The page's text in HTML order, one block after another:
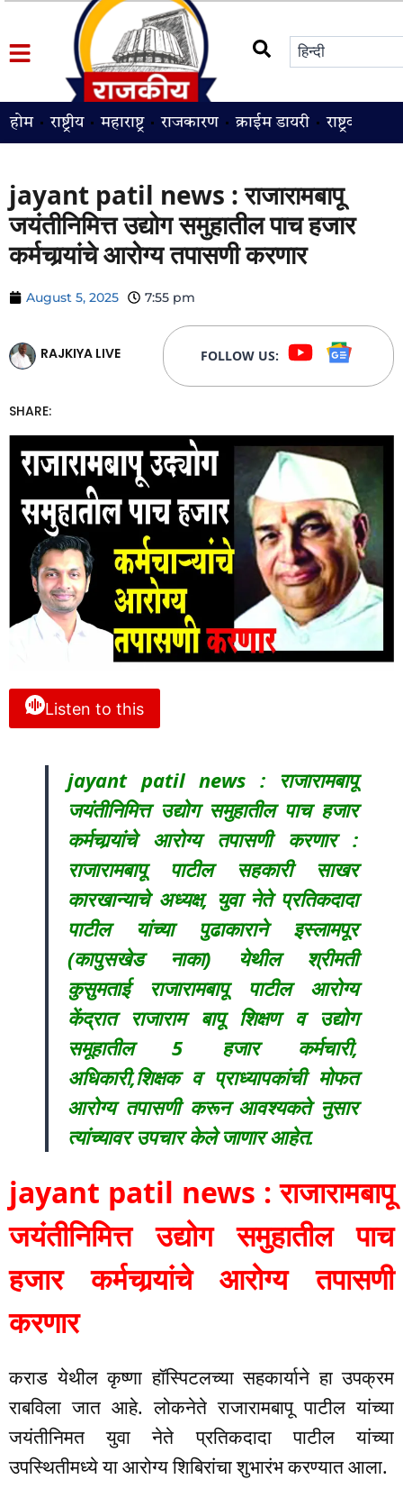
होम राष्ट्रीय महाराष्ट्र राजकारण क्राईम डायरी राष्ट्रवादी
jayant patil news : राजारामबापू
जयंतीनिमित्त उद्योग समुहातील पाच हजार
कर्मचार्‍यांचे आरोग्य तपासणी करणार
August 5, 2025 7:55 pm
RAJKIYA LIVE FOLLOW US:
SHARE:
Listen to this
jayant patil news : राजारामबापू
जयंतीनिमित्त उद्योग समुहातील पाच हजार
कर्मचार्‍यांचे आरोग्य तपासणी करणार :
राजारामबापू पाटील सहकारी साखर
कारखान्याचे अध्यक्ष, युवा नेते प्रतिकदादा
पाटील यांच्या पुढाकाराने इस्लामपूर
(कापुसखेड नाका) येथील श्रीमती
कुसुमताई राजारामबापू पाटील आरोग्य
केंद्रात राजाराम बापू शिक्षण व उद्योग
समूहातील 5 हजार कर्मचारी,
अधिकारी,शिक्षक व प्राध्यापकांची मोफत
आरोग्य तपासणी करून आवश्यकते नुसार
त्यांच्यावर उपचार केले जाणार आहेत.
jayant patil news : राजारामबापू
जयंतीनिमित्त उद्योग समुहातील पाच
हजार कर्मचार्‍यांचे आरोग्य तपासणी
करणार
कराड येथील कृष्णा हॉस्पिटलच्या सहकार्याने हा उपक्रम
राबविला जात आहे. लोकनेते राजारामबापू पाटील यांच्या
जयंतीनिमत युवा नेते प्रतिकदादा पाटील यांच्या
उपस्थितीमध्ये या आरोग्य शिबिरांचा शुभारंभ करण्यात आला.